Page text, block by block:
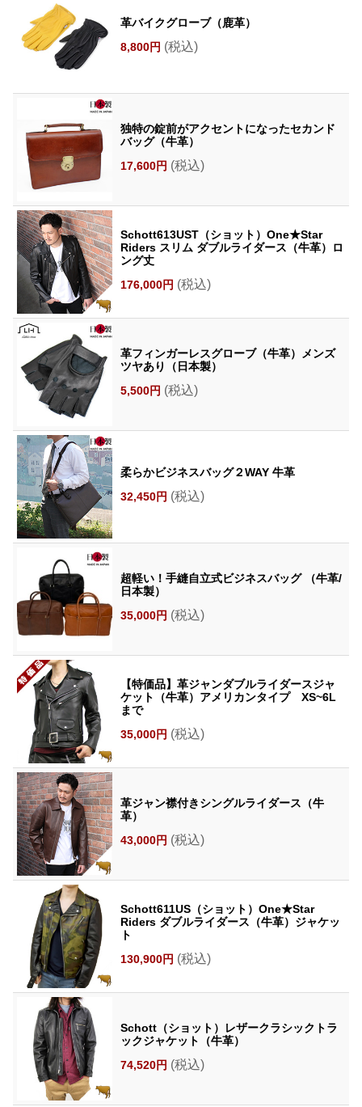
革バイクグローブ（鹿革）
8,800円 (税込)
独特の錠前がアクセントになったセカンド
バッグ（牛革）
17,600円 (税込)
Schott613UST（ショット）One★Star
Riders スリム ダブルライダース（牛革）ロ
ング丈
176,000円 (税込)
革フィンガーレスグローブ（牛革）メンズ
ツヤあり（日本製）
5,500円 (税込)
柔らかビジネスバッグ２WAY 牛革
32,450円 (税込)
超軽い！手縫自立式ビジネスバッグ （牛革/
日本製）
35,000円 (税込)
【特価品】革ジャンダブルライダースジャ
ケット（牛革）アメリカンタイプ XS~6L
まで
35,000円 (税込)
革ジャン襟付きシングルライダース（牛
革）
43,000円 (税込)
Schott611US（ショット）One★Star
Riders ダブルライダース（牛革）ジャケッ
ト
130,900円 (税込)
Schott（ショット）レザークラシックトラ
ックジャケット（牛革）
74,520円 (税込)